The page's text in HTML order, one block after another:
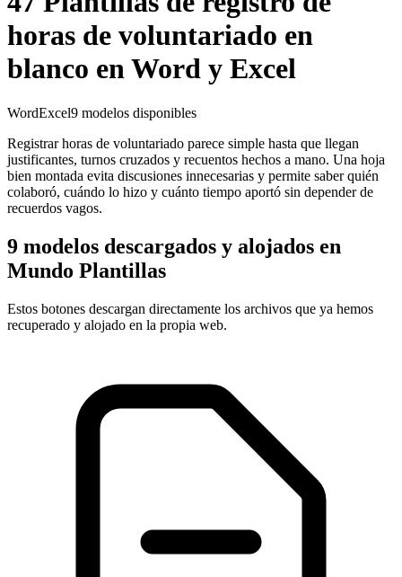
horas de voluntariado en
blanco en Word y Excel
WordExcel9 modelos disponibles
Registrar horas de voluntariado parece simple hasta que llegan
justificantes, turnos cruzados y recuentos hechos a mano. Una hoja
bien montada evita discusiones innecesarias y permite saber quién
colaboró, cuándo lo hizo y cuánto tiempo aportó sin depender de
recuerdos vagos.
9 modelos descargados y alojados en
Mundo Plantillas
Estos botones descargan directamente los archivos que ya hemos
recuperado y alojado en la propia web.